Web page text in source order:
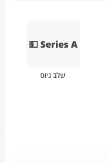
💵 Series A
שלב גיוס